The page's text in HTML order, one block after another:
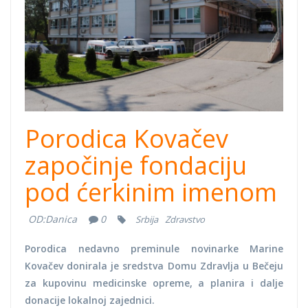
Porodica Kovačev
započinje fondaciju
pod ćerkinim imenom
OD:Danica 0 Srbija Zdravstvo
Porodica nedavno preminule novinarke Marine
Kovačev donirala je sredstva Domu Zdravlja u Bečeju
za kupovinu medicinske opreme, a planira i dalje
donacije lokalnoj zajednici.